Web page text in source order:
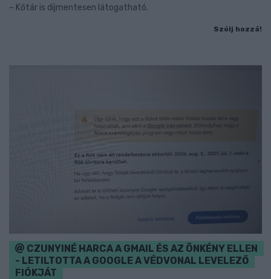
– Kőtár is díjmentesen látogatható.
Szólj hozzá!
CZUNYINÉ HARCA A GMAIL ÉS AZ ÖNKÉNY ELLEN
- LETILTOTTA A GOOGLE A VÉDVONAL LEVELEZŐ
FIÓKJÁT